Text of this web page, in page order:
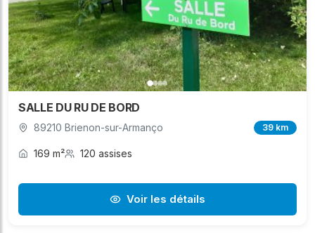
SALLE DU RU DE BORD
89210 Brienon-sur-Armanço 39 km
169 m² 120 assises
Voir les détails